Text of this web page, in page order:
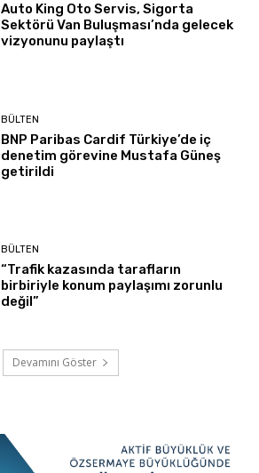
Auto King Oto Servis, Sigorta
Sektörü Van Buluşması’nda gelecek
vizyonunu paylaştı
BÜLTEN
BNP Paribas Cardif Türkiye’de iç
denetim görevine Mustafa Güneş
getirildi
BÜLTEN
“Trafik kazasında tarafların
birbiriyle konum paylaşımı zorunlu
değil”
Devamını Göster